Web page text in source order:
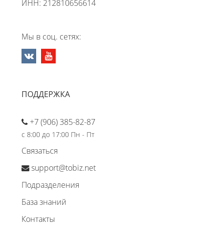
ИНН: 212810656614
Мы в соц. сетях:
ПОДДЕРЖКА
+7 (906) 385-82-87
с 8:00 до 17:00 Пн - Пт
Связаться
support@tobiz.net
Подразделения
База знаний
Контакты